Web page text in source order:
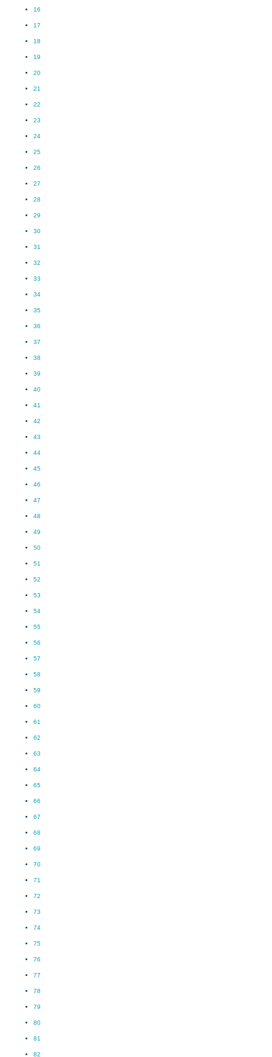
16
17
18
19
20
21
22
23
24
25
26
27
28
29
30
31
32
33
34
35
36
37
38
39
40
41
42
43
44
45
46
47
48
49
50
51
52
53
54
55
56
57
58
59
60
61
62
63
64
65
66
67
68
69
70
71
72
73
74
75
76
77
78
79
80
81
82